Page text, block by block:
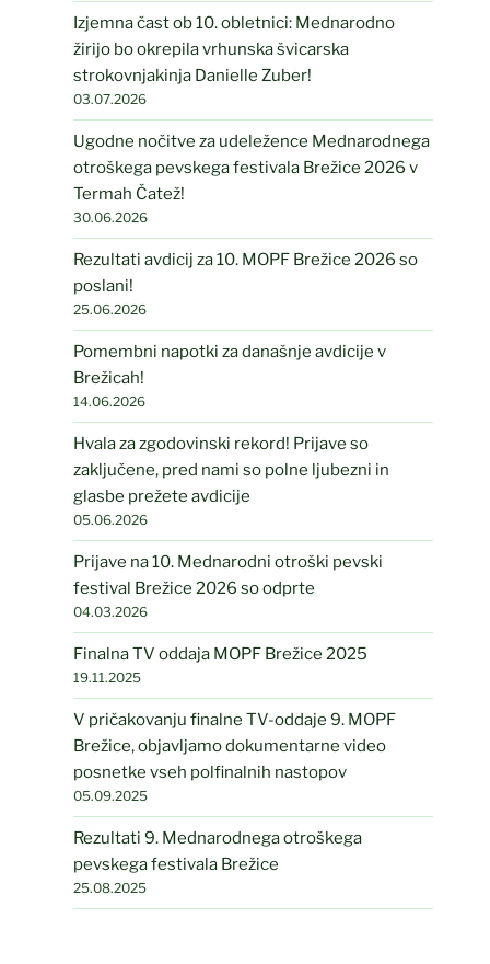
Izjemna čast ob 10. obletnici: Mednarodno
žirijo bo okrepila vrhunska švicarska
strokovnjakinja Danielle Zuber!
03.07.2026
Ugodne nočitve za udeležence Mednarodnega
otroškega pevskega festivala Brežice 2026 v
Termah Čatež!
30.06.2026
Rezultati avdicij za 10. MOPF Brežice 2026 so
poslani!
25.06.2026
Pomembni napotki za današnje avdicije v
Brežicah!
14.06.2026
Hvala za zgodovinski rekord! Prijave so
zaključene, pred nami so polne ljubezni in
glasbe prežete avdicije
05.06.2026
Prijave na 10. Mednarodni otroški pevski
festival Brežice 2026 so odprte
04.03.2026
Finalna TV oddaja MOPF Brežice 2025
19.11.2025
V pričakovanju finalne TV-oddaje 9. MOPF
Brežice, objavljamo dokumentarne video
posnetke vseh polfinalnih nastopov
05.09.2025
Rezultati 9. Mednarodnega otroškega
pevskega festivala Brežice
25.08.2025